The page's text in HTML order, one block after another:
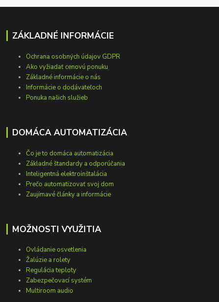
ZÁKLADNÉ INFORMÁCIE
Ochrana osobných údajov GDPR
Ako vyžiadať cenovú ponuku
Základné informácie o nás
Informácie o dodávateľoch
Ponuka našich služieb
DOMÁCA AUTOMATIZÁCIA
Čo je to domáca automatizácia
Základné štandardy a odporúčania
Inteligentná elektroinštalácia
Prečo automatizovať svoj dom
Zaujímavé články a informácie
MOŽNOSTI VYUŽITIA
Ovládanie osvetlenia
Žalúzie a rolety
Regulácia teploty
Zabezpečovací systém
Multiroom audio